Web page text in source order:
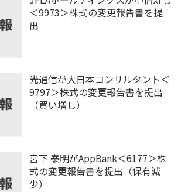
＜9973＞株式の変更報告書を提
出
光通信が大日本コンサルタント＜
9797＞株式の変更報告書を提出
（買い増し）
宮下 泰明がAppBank＜6177＞株
式の変更報告書を提出（保有減
少）